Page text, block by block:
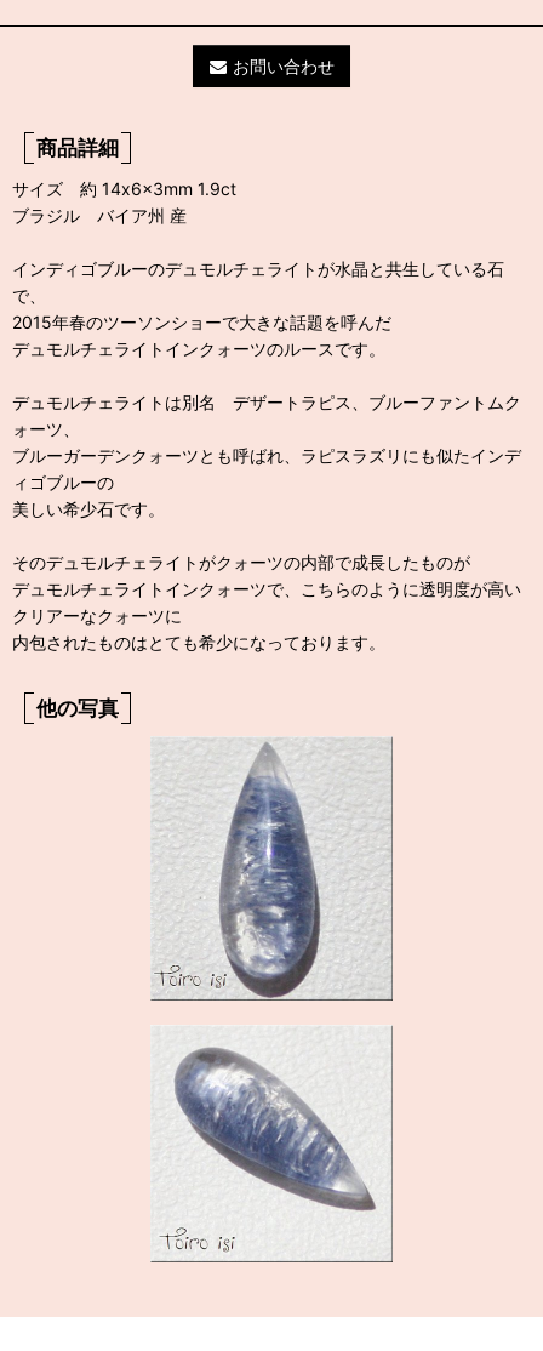
お問い合わせ
商品詳細
サイズ 約 14x6x3mm 1.9ct
ブラジル バイア州 産
インディゴブルーのデュモルチェライトが水晶と共生している石
で、
2015年春のツーソンショーで大きな話題を呼んだ
デュモルチェライトインクォーツのルースです。
デュモルチェライトは別名 デザートラピス、ブルーファントムク
ォーツ、
ブルーガーデンクォーツとも呼ばれ、ラピスラズリにも似たインデ
ィゴブルーの
美しい希少石です。
そのデュモルチェライトがクォーツの内部で成長したものが
デュモルチェライトインクォーツで、こちらのように透明度が高い
クリアーなクォーツに
内包されたものはとても希少になっております。
他の写真